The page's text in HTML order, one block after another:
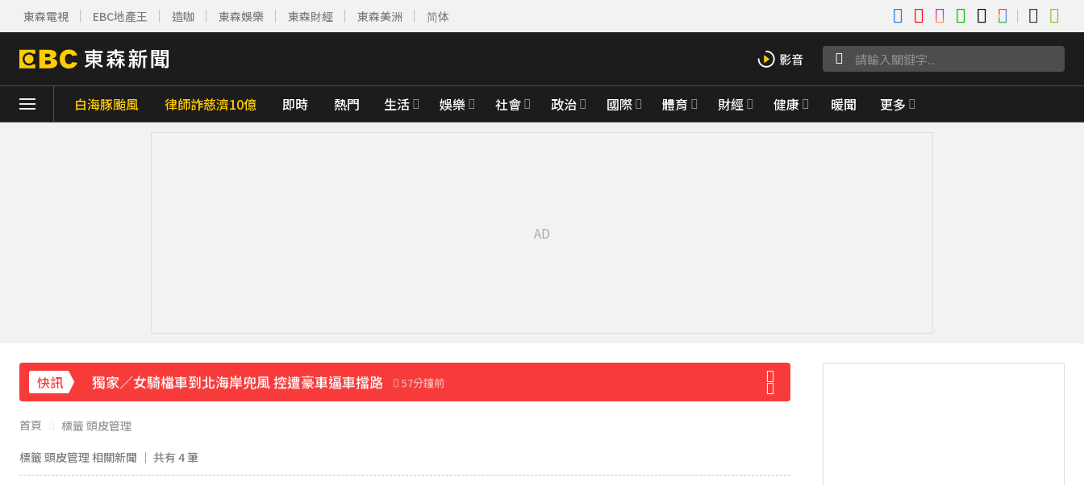
東森電視 EBC地產王 造咖 東森娛樂 東森財經 東森美洲 简体
白海豚颱風 律師詐慈濟10億 即時 熱門 生活 娛樂 社會 政治 國際 體育 財經 健康 暖聞 更多
快訊 獨家／女騎檔車到北海岸兜風 控遭豪車逼車擋路 57分鐘前
《理財達人秀》X 安聯投信免費講座報名中！搶先卡位 2027
下載東森App，隨時掌握天下大小事！
首頁
標籤 頭皮管理
標籤 頭皮管理 相關新聞 │ 共有4筆